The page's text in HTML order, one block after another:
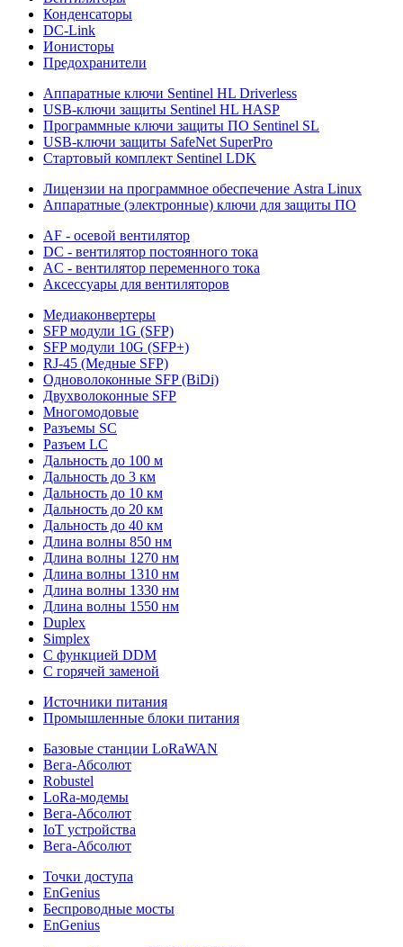
Конденсаторы
DC-Link
Ионисторы
Предохранители
Аппаратные ключи Sentinel HL Driverless
USB-ключи защиты Sentinel HL HASP
Программные ключи защиты ПО Sentinel SL
USB-ключи защиты SafeNet SuperPro
Стартовый комплект Sentinel LDK
Лицензии на программное обеспечение Astra Linux
Аппаратные (электронные) ключи для защиты ПО
AF - осевой вентилятор
DC - вентилятор постоянного тока
AC - вентилятор переменного тока
Аксессуары для вентиляторов
Медиаконвертеры
SFP модули 1G (SFP)
SFP модули 10G (SFP+)
RJ-45 (Медные SFP)
Одноволоконные SFP (BiDi)
Двухволоконные SFP
Многомодовые
Разъемы SC
Разъем LC
Дальность до 100 м
Дальность до 3 км
Дальность до 10 км
Дальность до 20 км
Дальность до 40 км
Длина волны 850 нм
Длина волны 1270 нм
Длина волны 1310 нм
Длина волны 1330 нм
Длина волны 1550 нм
Duplex
Simplex
С функцией DDM
С горячей заменой
Источники питания
Промышленные блоки питания
Базовые станции LoRaWAN
Вега-Абсолют
Robustel
LoRa-модемы
Вега-Абсолют
IoT устройства
Вега-Абсолют
Точки доступа
EnGenius
Беспроводные мосты
EnGenius